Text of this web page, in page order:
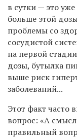
в сутки — это
больше этой
проблемы со
сосудистой
на первой
дозы, бутылка
выше риск
заболеваний...
Этот факт часто
вопрос: «А
правильный